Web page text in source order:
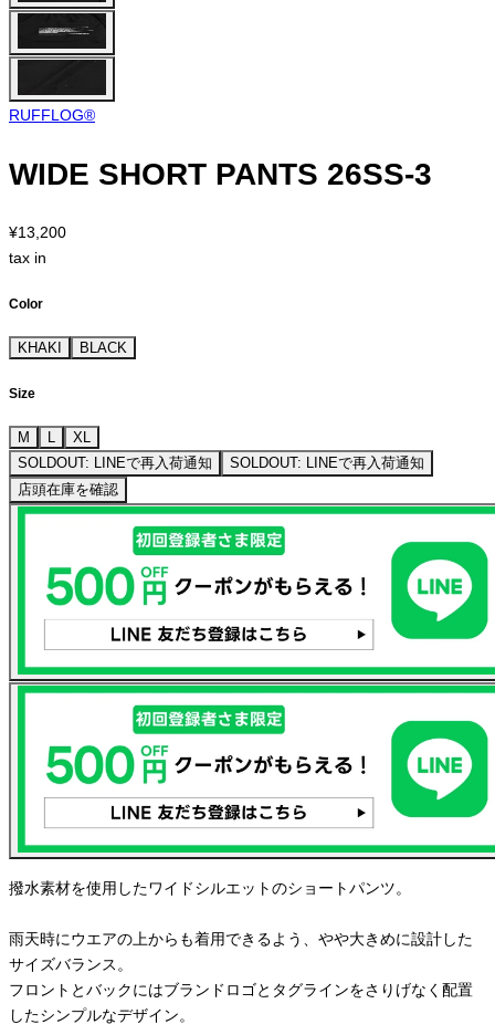
RUFFLOG®︎
WIDE SHORT PANTS 26SS-3
¥13,200
tax in
Color
KHAKI BLACK
Size
M L
XL
SOLDOUT: LINEで再入荷通知
SOLDOUT: LINEで再入荷通知
店頭在庫を確認
撥水素材を使用したワイドシルエットのショートパンツ。
雨天時にウエアの上からも着用できるよう、やや大きめに設計した
サイズバランス。
フロントとバックにはブランドロゴとタグラインをさりげなく配置
したシンプルなデザイン。